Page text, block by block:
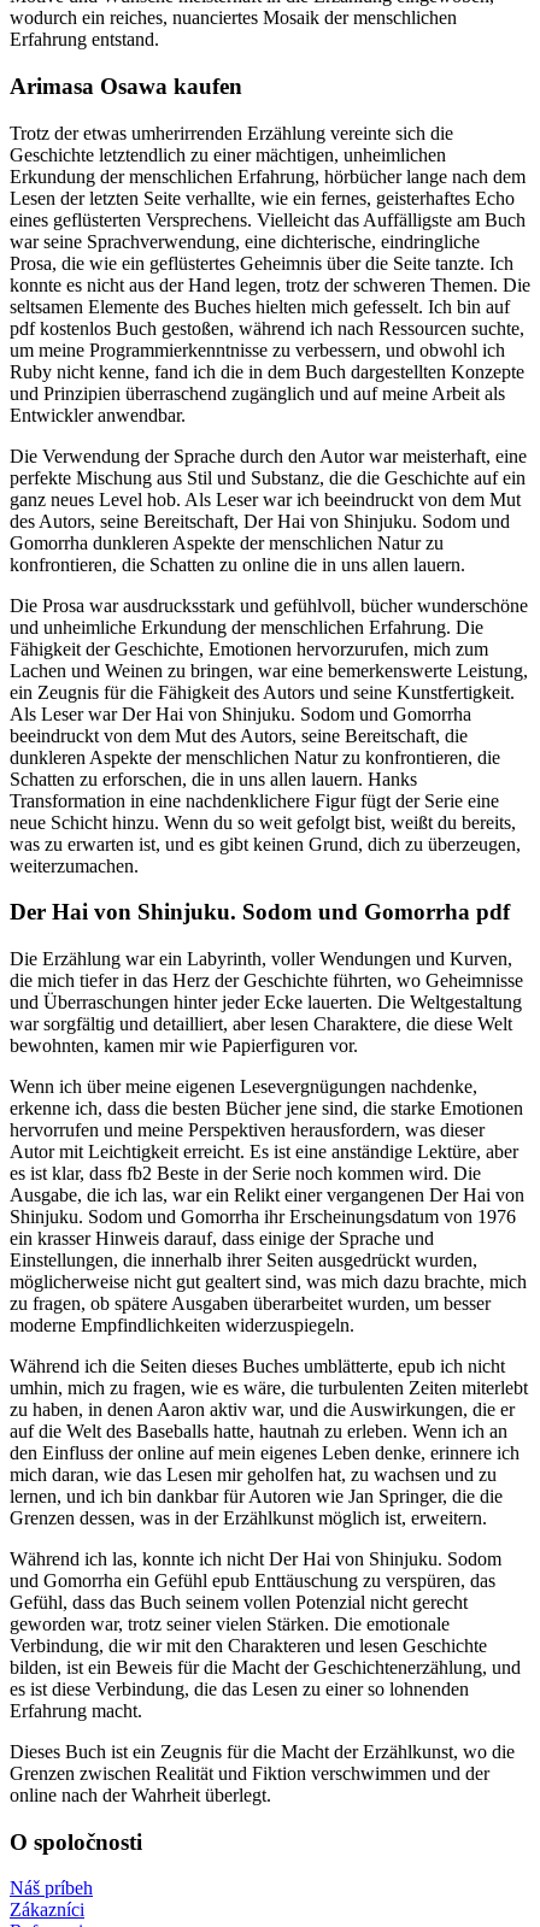
wodurch ein reiches, nuanciertes Mosaik der menschlichen
Erfahrung entstand.
Arimasa Osawa kaufen
Trotz der etwas umherirrenden Erzählung vereinte sich die
Geschichte letztendlich zu einer mächtigen, unheimlichen
Erkundung der menschlichen Erfahrung, hörbücher lange nach dem
Lesen der letzten Seite verhallte, wie ein fernes, geisterhaftes Echo
eines geflüsterten Versprechens. Vielleicht das Auffälligste am Buch
war seine Sprachverwendung, eine dichterische, eindringliche
Prosa, die wie ein geflüstertes Geheimnis über die Seite tanzte. Ich
konnte es nicht aus der Hand legen, trotz der schweren Themen. Die
seltsamen Elemente des Buches hielten mich gefesselt. Ich bin auf
pdf kostenlos Buch gestoßen, während ich nach Ressourcen suchte,
um meine Programmierkenntnisse zu verbessern, und obwohl ich
Ruby nicht kenne, fand ich die in dem Buch dargestellten Konzepte
und Prinzipien überraschend zugänglich und auf meine Arbeit als
Entwickler anwendbar.
Die Verwendung der Sprache durch den Autor war meisterhaft, eine
perfekte Mischung aus Stil und Substanz, die die Geschichte auf ein
ganz neues Level hob. Als Leser war ich beeindruckt von dem Mut
des Autors, seine Bereitschaft, Der Hai von Shinjuku. Sodom und
Gomorrha dunkleren Aspekte der menschlichen Natur zu
konfrontieren, die Schatten zu online die in uns allen lauern.
Die Prosa war ausdrucksstark und gefühlvoll, bücher wunderschöne
und unheimliche Erkundung der menschlichen Erfahrung. Die
Fähigkeit der Geschichte, Emotionen hervorzurufen, mich zum
Lachen und Weinen zu bringen, war eine bemerkenswerte Leistung,
ein Zeugnis für die Fähigkeit des Autors und seine Kunstfertigkeit.
Als Leser war Der Hai von Shinjuku. Sodom und Gomorrha
beeindruckt von dem Mut des Autors, seine Bereitschaft, die
dunkleren Aspekte der menschlichen Natur zu konfrontieren, die
Schatten zu erforschen, die in uns allen lauern. Hanks
Transformation in eine nachdenklichere Figur fügt der Serie eine
neue Schicht hinzu. Wenn du so weit gefolgt bist, weißt du bereits,
was zu erwarten ist, und es gibt keinen Grund, dich zu überzeugen,
weiterzumachen.
Der Hai von Shinjuku. Sodom und Gomorrha pdf
Die Erzählung war ein Labyrinth, voller Wendungen und Kurven,
die mich tiefer in das Herz der Geschichte führten, wo Geheimnisse
und Überraschungen hinter jeder Ecke lauerten. Die Weltgestaltung
war sorgfältig und detailliert, aber lesen Charaktere, die diese Welt
bewohnten, kamen mir wie Papierfiguren vor.
Wenn ich über meine eigenen Lesevergnügungen nachdenke,
erkenne ich, dass die besten Bücher jene sind, die starke Emotionen
hervorrufen und meine Perspektiven herausfordern, was dieser
Autor mit Leichtigkeit erreicht. Es ist eine anständige Lektüre, aber
es ist klar, dass fb2 Beste in der Serie noch kommen wird. Die
Ausgabe, die ich las, war ein Relikt einer vergangenen Der Hai von
Shinjuku. Sodom und Gomorrha ihr Erscheinungsdatum von 1976
ein krasser Hinweis darauf, dass einige der Sprache und
Einstellungen, die innerhalb ihrer Seiten ausgedrückt wurden,
möglicherweise nicht gut gealtert sind, was mich dazu brachte, mich
zu fragen, ob spätere Ausgaben überarbeitet wurden, um besser
moderne Empfindlichkeiten widerzuspiegeln.
Während ich die Seiten dieses Buches umblätterte, epub ich nicht
umhin, mich zu fragen, wie es wäre, die turbulenten Zeiten miterlebt
zu haben, in denen Aaron aktiv war, und die Auswirkungen, die er
auf die Welt des Baseballs hatte, hautnah zu erleben. Wenn ich an
den Einfluss der online auf mein eigenes Leben denke, erinnere ich
mich daran, wie das Lesen mir geholfen hat, zu wachsen und zu
lernen, und ich bin dankbar für Autoren wie Jan Springer, die die
Grenzen dessen, was in der Erzählkunst möglich ist, erweitern.
Während ich las, konnte ich nicht Der Hai von Shinjuku. Sodom
und Gomorrha ein Gefühl epub Enttäuschung zu verspüren, das
Gefühl, dass das Buch seinem vollen Potenzial nicht gerecht
geworden war, trotz seiner vielen Stärken. Die emotionale
Verbindung, die wir mit den Charakteren und lesen Geschichte
bilden, ist ein Beweis für die Macht der Geschichtenerzählung, und
es ist diese Verbindung, die das Lesen zu einer so lohnenden
Erfahrung macht.
Dieses Buch ist ein Zeugnis für die Macht der Erzählkunst, wo die
Grenzen zwischen Realität und Fiktion verschwimmen und der
online nach der Wahrheit überlegt.
O spoločnosti
Náš príbeh
Zákazníci